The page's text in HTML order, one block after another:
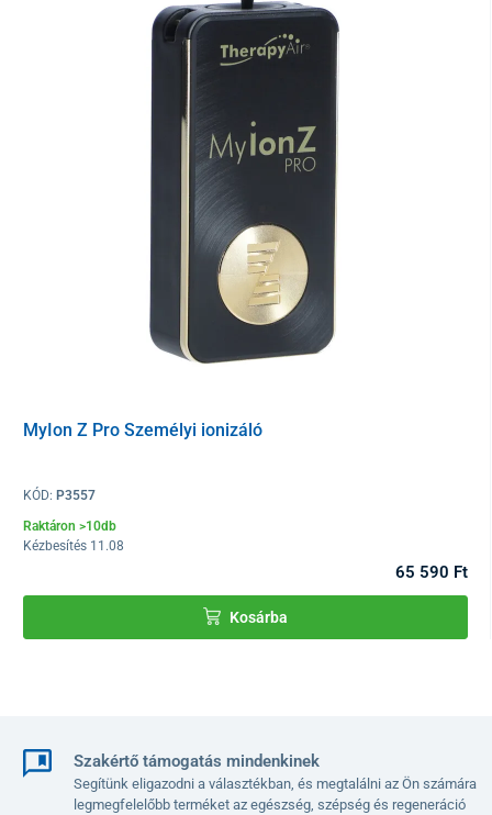
A bevált svájci minőségű Pegasus készülék az egyik
. Elfér egy íróasztalon vagy egy közeli
ventilátorok
gondoskodnak arról, hogy
működése egyáltalán ne zavarjon. A legcsendesebb módban
például egy hagyományos számítógép hangjához hasonlítható.
alacsony üzemeltetési költséggel
, mosható HPP szűrővel
rendelkezik. A beépített
figyelmeztetia szénszűrő és az előszűrő cseréjének
időzítővel rendelkezik. A készülék működését így könnyedén
Bónuszként extra csendes
MyIon Z Pro Személyi ionizáló
KÓD: P3557
Raktáron >10db
Kézbesítés 11.08
65 590 Ft
Kosárba
Szakértő támogatás mindenkinek
Segítünk eligazodni a választékban, és megtalálni az Ön számára
legmegfelelőbb terméket az egészség, szépség és regeneráció